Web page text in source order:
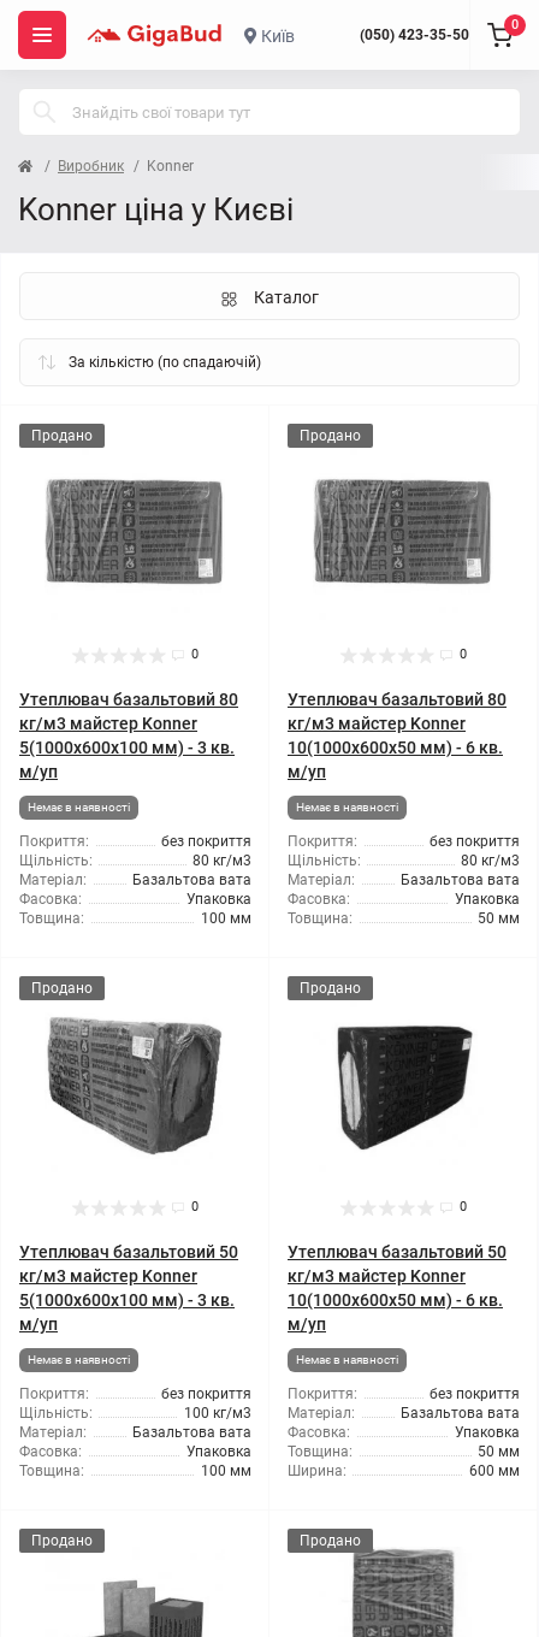
Київ (050) 423-35-50
0
Виробник Konner
Konner ціна у Києві
Каталог
Продано
0
Утеплювач базальтовий 80
кг/м3 майстер Konner
5(1000x600x100 мм) - 3 кв.
м/уп
Немає в наявності
Покриття:
без покриття
Щільність:
80 кг/м3
Матеріал:
Базальтова вата
Фасовка:
Упаковка
Товщина:
100 мм
Продано
0
Утеплювач базальтовий 80
кг/м3 майстер Konner
10(1000x600x50 мм) - 6 кв.
м/уп
Немає в наявності
Покриття:
без покриття
Щільність:
80 кг/м3
Матеріал:
Базальтова вата
Фасовка:
Упаковка
Товщина:
50 мм
Продано
0
Утеплювач базальтовий 50
кг/м3 майстер Konner
5(1000x600x100 мм) - 3 кв.
м/уп
Немає в наявності
Покриття:
без покриття
Щільність:
100 кг/м3
Матеріал:
Базальтова вата
Фасовка:
Упаковка
Товщина:
100 мм
Продано
0
Утеплювач базальтовий 50
кг/м3 майстер Konner
10(1000x600x50 мм) - 6 кв.
м/уп
Немає в наявності
Покриття:
без покриття
Матеріал:
Базальтова вата
Фасовка:
Упаковка
Товщина:
50 мм
Ширина:
600 мм
Продано Продано